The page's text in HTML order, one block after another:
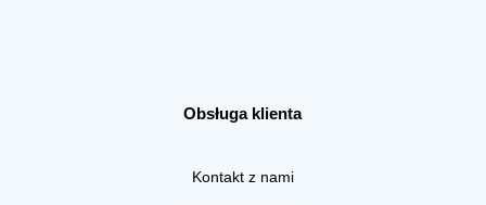
Obsługa klienta
Kontakt z nami